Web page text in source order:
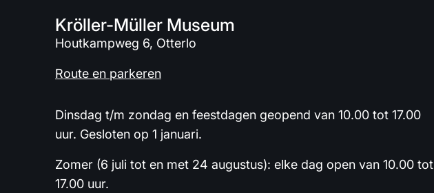
Kröller-Müller Museum
Houtkampweg 6, Otterlo
Route en parkeren
Dinsdag t/m zondag en feestdagen geopend van 10.00 tot 17.00
uur. Gesloten op 1 januari.
Zomer (6 juli tot en met 24 augustus): elke dag open van 10.00 tot
17.00 uur.